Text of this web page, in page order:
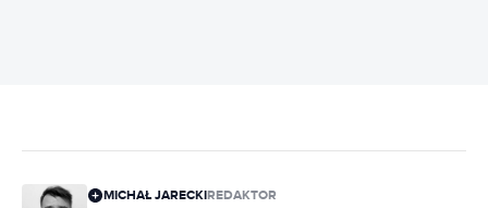
MICHAŁ JARECKIREDAKTOR